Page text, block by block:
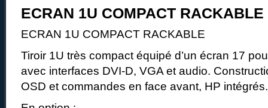
ECRAN 1U COMPACT RACKABLE
ECRAN 1U COMPACT RACKABLE
Tiroir 1U très compact équipé d’un écran 17
avec interfaces DVI-D, VGA et audio.
OSD et commandes en face avant, HP intégrés.